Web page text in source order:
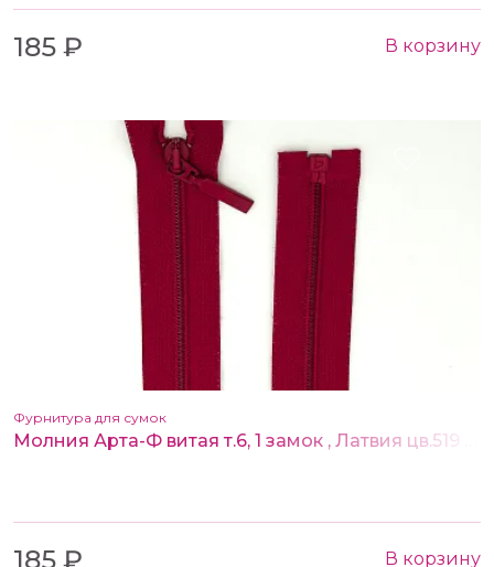
185 ₽ В корзину
Фурнитура для сумок
185 ₽ В корзину